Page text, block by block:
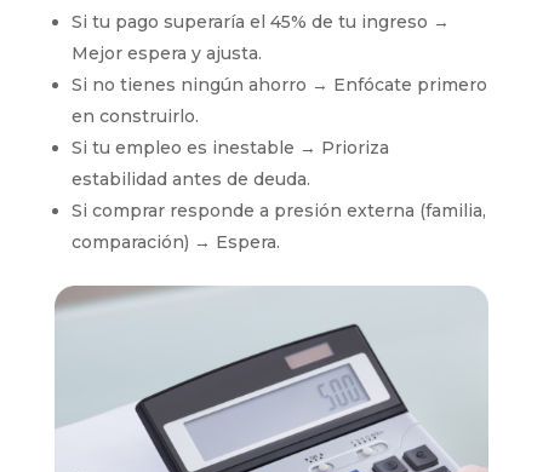
Si tu pago superaría el 45% de tu ingreso →
Mejor espera y ajusta.
Si no tienes ningún ahorro → Enfócate primero
en construirlo.
Si tu empleo es inestable → Prioriza
estabilidad antes de deuda.
Si comprar responde a presión externa (familia,
comparación) → Espera.